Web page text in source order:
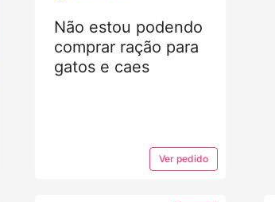
Não estou podendo
comprar ração para
gatos e caes
Ver pedido